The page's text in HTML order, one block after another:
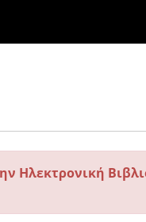
Ηλεκτρονική